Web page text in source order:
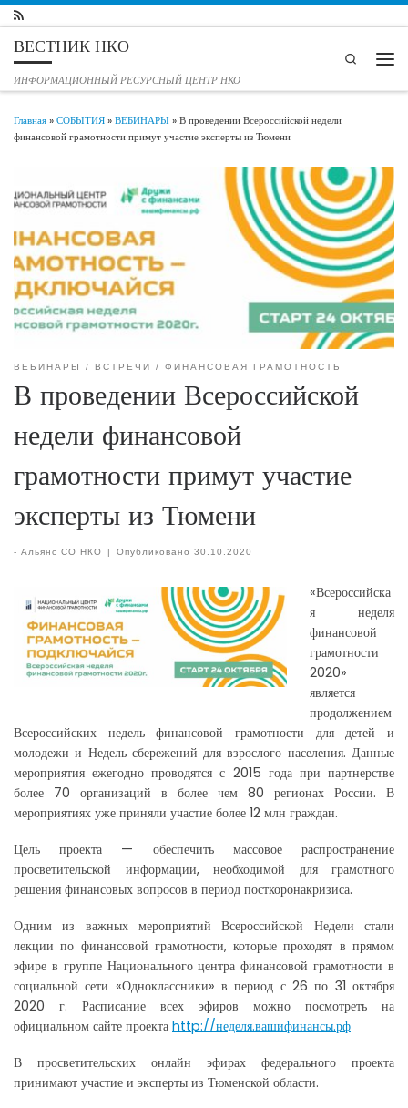
Перейти к содержимому
ВЕСТНИК НКО
ИНФОРМАЦИОННЫЙ РЕСУРСНЫЙ ЦЕНТР НКО
Search
Главная»СОБЫТИЯ»ВЕБИНАРЫ»В проведении Всероссийской недели
финансовой грамотности примут участие эксперты из Тюмени
ВЕБИНАРЫ ВСТРЕЧИ ФИНАНСОВАЯ ГРАМОТНОСТЬ
В проведении Всероссийской
недели финансовой
грамотности примут участие
эксперты из Тюмени
- Альянс СО НКО | Опубликовано30.10.2020
«Всероссийска
я неделя
финансовой
грамотности
2020»
является
продолжением
Всероссийских недель финансовой грамотности для детей и
молодежи и Недель сбережений для взрослого населения. Данные
мероприятия ежегодно проводятся с 2015 года при партнерстве
более 70 организаций в более чем 80 регионах России. В
мероприятиях уже приняли участие более 12 млн граждан.
Цель проекта — обеспечить массовое распространение
просветительской информации, необходимой для грамотного
решения финансовых вопросов в период посткоронакризиса.
Одним из важных мероприятий Всероссийской Недели стали
лекции по финансовой грамотности, которые проходят в прямом
эфире в группе Национального центра финансовой грамотности в
социальной сети «Одноклассники» в период с 26 по 31 октября
2020 г. Расписание всех эфиров можно посмотреть на
официальном сайте проекта http://неделя.вашифинансы.рф
В просветительских онлайн эфирах федерального проекта
принимают участие и эксперты из Тюменской области.